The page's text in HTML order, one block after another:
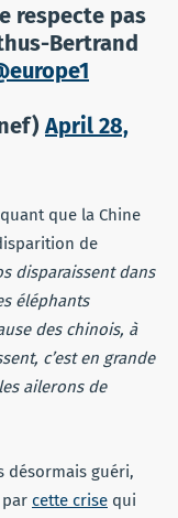
respecte pas
Bertrand
April 28,
que la Chine
de
disparaissent dans
éléphants
des chinois, à
c’est en grande
ailerons de
désormais guéri,
cette crise qui